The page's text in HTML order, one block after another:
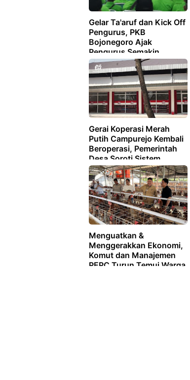
Gelar Ta'aruf dan Kick Off
Pengurus, PKB
Bojonegoro Ajak
Pengurus Semakin
Produktif dan Inovatif
Gerai Koperasi Merah
Putih Campurejo Kembali
Beroperasi, Pemerintah
Desa Soroti Sistem
Pengelolaan
Menguatkan &
Menggerakkan Ekonomi,
Komut dan Manajemen
PEPC Turun Temui Warga